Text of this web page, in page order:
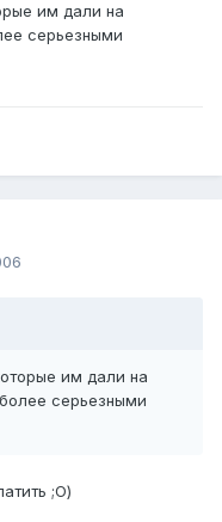
им дали на
серьезными
им дали на
серьезными
;О)